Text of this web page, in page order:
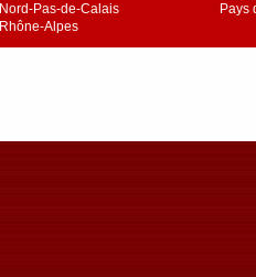
Nord-Pas-de-Calais
Pays
Rhône-Alpes